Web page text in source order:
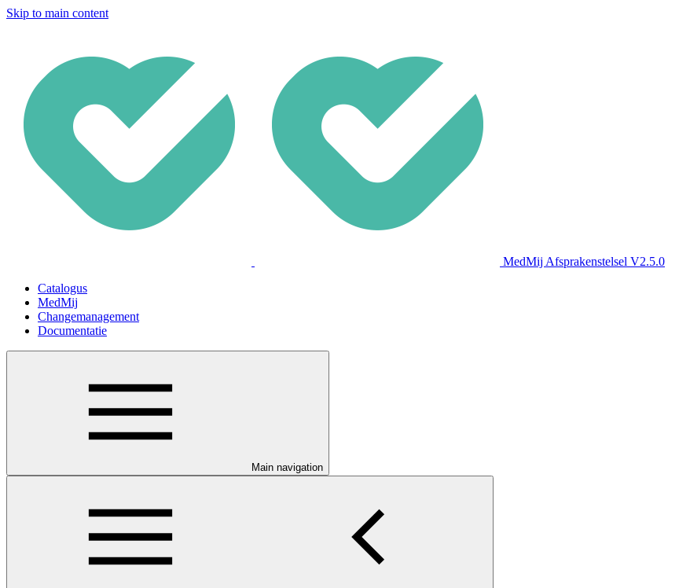
Skip to main content
MedMij Afsprakenstelsel V2.5.0
Catalogus
MedMij
Changemanagement
Documentatie
Main navigation